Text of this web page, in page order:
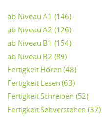
ab Niveau A1 (146)
ab Niveau A2 (126)
ab Niveau B1 (154)
ab Niveau B2 (89)
Fertigkeit Hören (48)
Fertigkeit Lesen (63)
Fertigkeit Schreiben (52)
Fertigkeit Sehverstehen (37)